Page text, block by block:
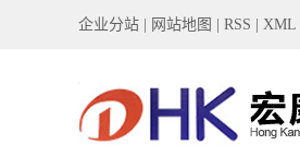
企业分站 网站地图 RSS XML